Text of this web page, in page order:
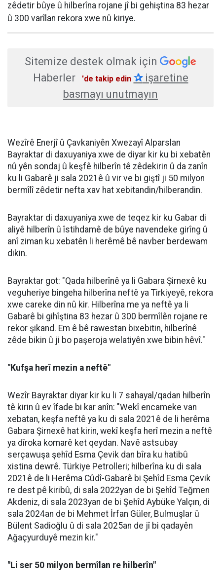
zêdetir bûye û hilberîna rojane jî bi gehiştina 83 hezar
û 300 varîlan rekora xwe nû kiriye.
Sitemize destek olmak için
Haberler
'de takip edin ✰işaretine
basmayı unutmayın
Wezîrê Enerjî û Çavkaniyên Xwezayî Alparslan
Bayraktar di daxuyaniya xwe de diyar kir ku bi xebatên
nû yên sondaj û keşfê hilberîn tê zêdekirin û da zanîn
ku li Gabarê ji sala 2021ê û vir ve bi giştî ji 50 milyon
bermîlî zêdetir nefta xav hat xebitandin/hilberandin.
Bayraktar di daxuyaniya xwe de teqez kir ku Gabar di
aliyê hilberîn û îstihdamê de bûye navendeke girîng û
anî ziman ku xebatên li herêmê bê navber berdewam
dikin.
Bayraktar got: "Qada hilberînê ya li Gabara Şirnexê ku
veguheriye bingeha hilberîna neftê ya Tirkiyeyê, rekora
xwe careke din nû kir. Hilberîna me ya neftê ya li
Gabarê bi gihîştina 83 hezar û 300 bermîlên rojane re
rekor şikand. Em ê bê rawestan bixebitin, hilberînê
zêde bikin û ji bo paşeroja welatiyên xwe bibin hêvî."
"Kufşa herî mezin a neftê"
Wezîr Bayraktar diyar kir ku li 7 sahayal/qadan hilberîn
tê kirin û ev îfade bi kar anîn: "Wekî encameke van
xebatan, keşfa neftê ya ku di sala 2021ê de li herêma
Gabara Şirnexê hat kirin, wekî keşfa herî mezin a neftê
ya dîroka komarê ket qeydan. Navê astsubay
serçawuşa şehîd Esma Çevik dan bîra ku hatibû
xistina dewrê. Türkiye Petrolleri; hilberîna ku di sala
2021ê de li Herêma Cûdî-Gabarê bi Şehîd Esma Çevik
re dest pê kiribû, di sala 2022yan de bi Şehîd Teğmen
Akdeniz, di sala 2023yan de bi Şehîd Aybüke Yalçın, di
sala 2024an de bi Mehmet İrfan Güler, Bulmuşlar û
Bülent Sadioğlu û di sala 2025an de jî bi qadayên
Ağaçyurduyê mezin kir."
"Li ser 50 milyon bermîlan re hilberîn"